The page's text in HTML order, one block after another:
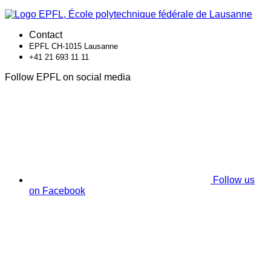
Contact
EPFL CH-1015 Lausanne
+41 21 693 11 11
Follow EPFL on social media
Follow us
on Facebook